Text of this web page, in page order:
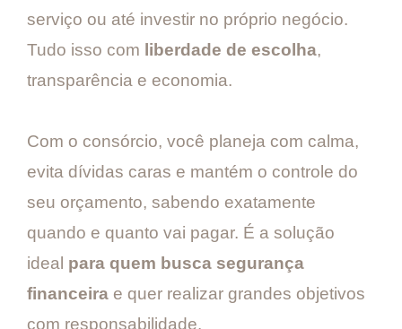
serviço ou até investir no próprio negócio.
Tudo isso com liberdade de escolha,
transparência e economia.
Com o consórcio, você planeja com calma,
evita dívidas caras e mantém o controle do
seu orçamento, sabendo exatamente
quando e quanto vai pagar. É a solução
ideal para quem busca segurança
financeira e quer realizar grandes objetivos
com responsabilidade.